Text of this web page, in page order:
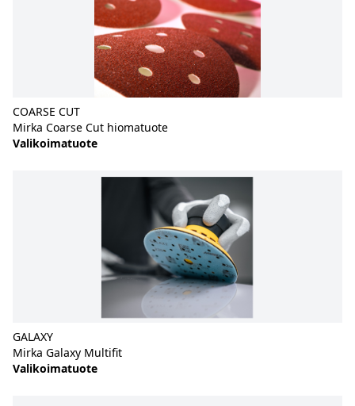
COARSE CUT
Mirka Coarse Cut hiomatuote
Valikoimatuote
GALAXY
Mirka Galaxy Multifit
Valikoimatuote